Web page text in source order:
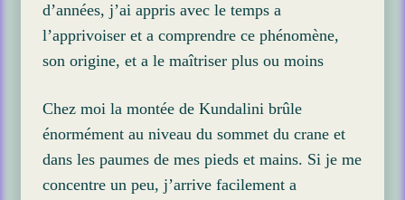
d’années, j’ai appris avec le temps a
l’apprivoiser et a comprendre ce phénomène,
son origine, et a le maîtriser plus ou moins
Chez moi la montée de Kundalini brûle
énormément au niveau du sommet du crane et
dans les paumes de mes pieds et mains. Si je me
concentre un peu, j’arrive facilement a